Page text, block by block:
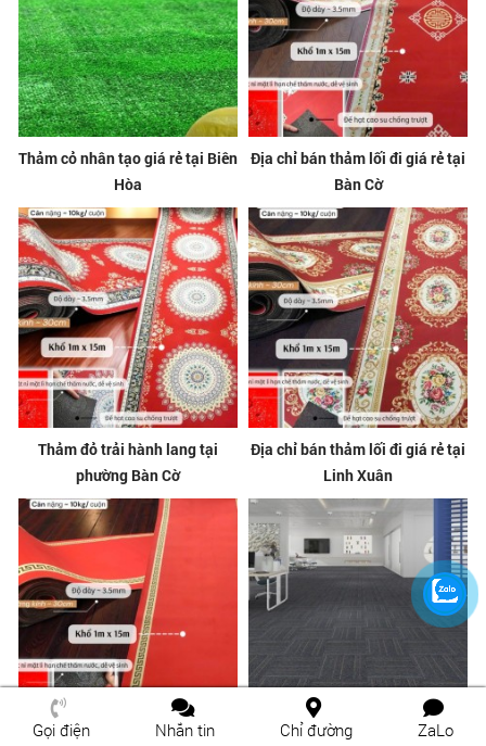
Thảm cỏ nhân tạo giá rẻ tại Biên
Hòa
Địa chỉ bán thảm lối đi giá rẻ tại
Bàn Cờ
Thảm đỏ trải hành lang tại
phường Bàn Cờ
Địa chỉ bán thảm lối đi giá rẻ tại
Linh Xuân
Thảm đỏ trải hành lang tại Thảm nỉ trải sàn giá tốt tại
Gọi điện Nhắn tin Chỉ đường ZaLo